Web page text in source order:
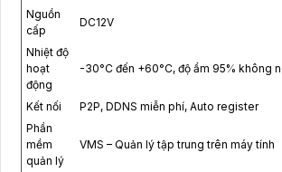
Nguồn
cấp
DC12V
Nhiệt độ
hoạt
động
-30°C đến +60°C, độ ẩm 95% không
Kết nối
P2P, DDNS miễn phí, Auto register
Phần
mềm
quản lý
VMS – Quản lý tập trung trên máy tính